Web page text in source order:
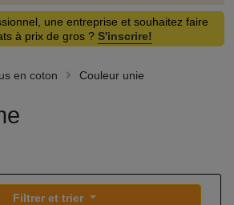
une entreprise et souhaitez faire
à prix de gros ? S'inscrire!
en coton Couleur unie
Filtrer et trier